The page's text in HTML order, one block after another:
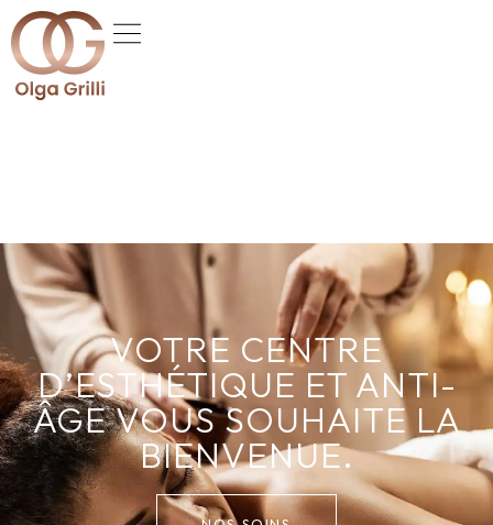
VOTRE CENTRE
D’ESTHÉTIQUE ET ANTI-
ÂGE VOUS SOUHAITE LA
BIENVENUE.